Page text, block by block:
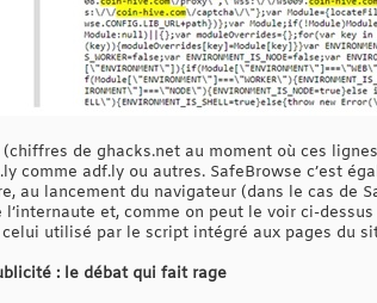
de ghacks.net au moment où ces
comme adf.ly ou autres. SafeBrowse c’est
au lancement du navigateur (dans le cas de
et, comme on peut le voir ci-
utilisé par le script intégré aux pages du
: le débat qui fait rage